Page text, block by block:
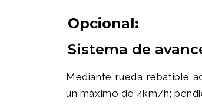
Opcional:
Sistema de
Mediante rueda rebatible
un máximo de 4km/h;